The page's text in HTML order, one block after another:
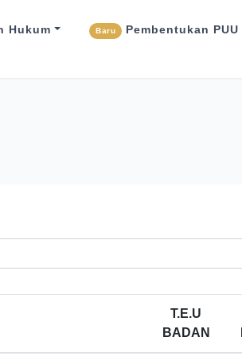
Hukum Baru Pembentukan PUU
T.E.U
BADAN